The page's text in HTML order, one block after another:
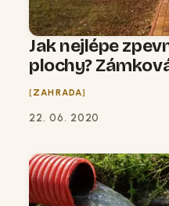
Jak nejlépe
plochy?
ZAHRADA
22. 06. 2020